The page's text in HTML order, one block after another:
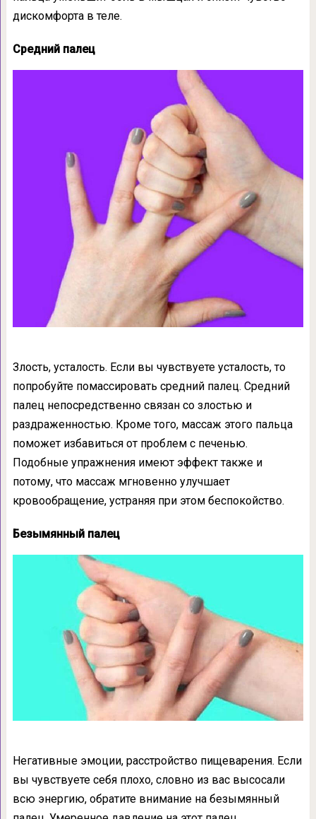
дискомфорта в теле.
Средний палец
Злость, усталость. Если вы чувствуете усталость, то
попробуйте помассировать средний палец. Средний
палец непосредственно связан со злостью и
раздраженностью. Кроме того, массаж этого пальца
поможет избавиться от проблем с печенью.
Подобные упражнения имеют эффект также и
потому, что массаж мгновенно улучшает
кровообращение, устраняя при этом беспокойство.
Безымянный палец
Негативные эмоции, расстройство пищеварения. Если
вы чувствуете себя плохо, словно из вас высосали
всю энергию, обратите внимание на безымянный